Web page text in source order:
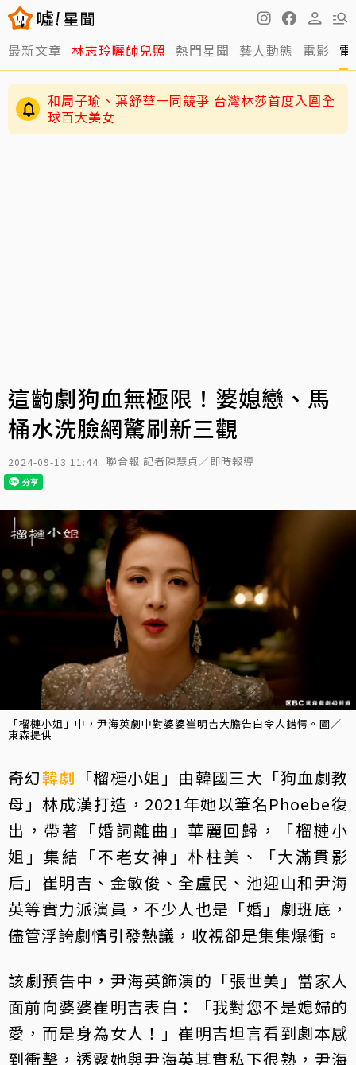
最新文章 林志玲曬帥兒照 熱門星聞 藝人動態 電影
和周子瑜、葉舒華一同競爭 台灣林莎首度入圍全
球百大美女
這齣劇狗血無極限！婆媳戀、馬
桶水洗臉網驚刷新三觀
2024-09-13 11:44 聯合報 記者陳慧貞／即時報導
「榴槤小姐」中，尹海英劇中對婆婆崔明吉大膽告白令人錯愕。圖／
東森提供
奇幻韓劇 「榴槤小姐」由韓國三大「狗血劇教
母」林成漢打造，2021年她以筆名Phoebe復
出，帶著「婚詞離曲」華麗回歸，「榴槤小
姐」集結「不老女神」朴柱美、「大滿貫影
后」崔明吉、金敏俊、全盧民、池迎山和尹海
英等實力派演員，不少人也是「婚」劇班底，
儘管浮誇劇情引發熱議，收視卻是集集爆衝。
​該劇預告中，尹海英飾演的「張世美」當家人
面前向婆婆崔明吉表白：「我對您不是媳婦的
愛，而是身為女人！」崔明吉坦言看到劇本感
到衝擊，透露她與尹海英其實私下很熟，尹海